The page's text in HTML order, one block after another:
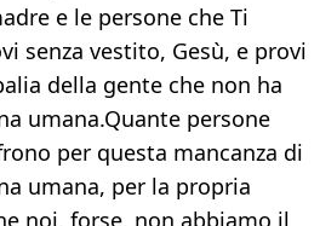
e le persone che Ti
senza vestito, Gesù, e provi
della gente che non ha
umana.Quante persone
per questa mancanza di
umana, per la propria
noi, forse, non abbiamo il